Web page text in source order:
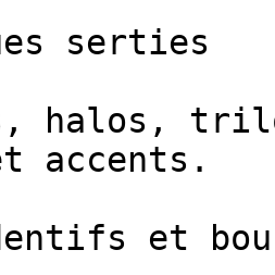
serties
halos,
accents.
et